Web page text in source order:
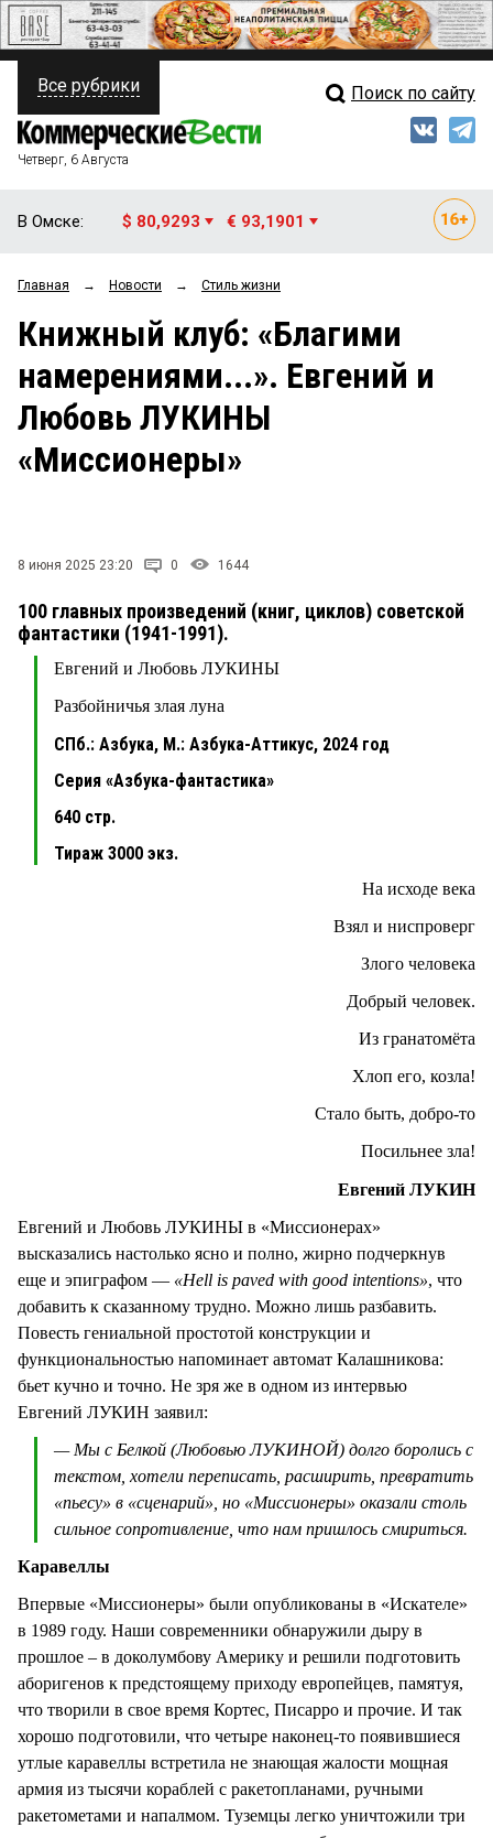
ПОЛИТИКА
ФИНАНСЫ
ОБЩЕСТВО
ЗАКОН
НОВОСТИ КОМПАНИЙ
Свежий выпуск
Рейтинги
Блоги
Все рубрики Поиск по сайту
Четверг, 6 Августа
В Омске: $ 80,9293 € 93,1901
Главная → Новости → Стиль жизни
Книжный клуб: «Благими
намерениями...». Евгений и
Любовь ЛУКИНЫ
«Миссионеры»
8 июня 2025 23:20 0 1644
100 главных произведений (книг, циклов) советской
фантастики (1941-1991).
Евгений и Любовь ЛУКИНЫ
Разбойничья злая луна
СПб.: Азбука, М.: Азбука-Аттикус, 2024 год
Серия «Азбука-фантастика»
640 стр.
Тираж 3000 экз.
На исходе века
Взял и ниспроверг
Злого человека
Добрый человек.
Из гранатомёта
Хлоп его, козла!
Стало быть, добро-то
Посильнее зла!
Евгений ЛУКИН
Евгений и Любовь ЛУКИНЫ в «Миссионерах»
высказались настолько ясно и полно, жирно подчеркнув
еще и эпиграфом — «Hell is paved with good intentions», что
добавить к сказанному трудно. Можно лишь разбавить.
Повесть гениальной простотой конструкции и
функциональностью напоминает автомат Калашникова:
бьет кучно и точно. Не зря же в одном из интервью
Евгений ЛУКИН заявил:
— Мы с Белкой (Любовью ЛУКИНОЙ) долго боролись с
текстом, хотели переписать, расширить, превратить
«пьесу» в «сценарий», но «Миссионеры» оказали столь
сильное сопротивление, что нам пришлось смириться.
Каравеллы
Впервые «Миссионеры» были опубликованы в «Искателе»
в 1989 году. Наши современники обнаружили дыру в
прошлое – в доколумбову Америку и решили подготовить
аборигенов к предстоящему приходу европейцев, памятуя,
что творили в свое время Кортес, Писарро и прочие. И так
хорошо подготовили, что четыре наконец-то появившиеся
утлые каравеллы встретила не знающая жалости мощная
армия из тысячи кораблей с ракетопланами, ручными
ракетометами и напалмом. Туземцы легко уничтожили три